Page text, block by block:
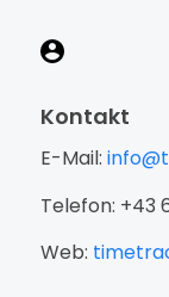
Kontakt
E-Mail:
Telefon: +43
Web: